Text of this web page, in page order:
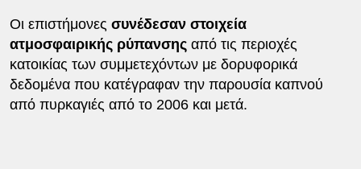
Οι επιστήμονες συνέδεσαν στοιχεία
ατμοσφαιρικής ρύπανσης από τις περιοχές
κατοικίας των συμμετεχόντων με δορυφορικά
δεδομένα που κατέγραφαν την παρουσία καπνού
από πυρκαγιές από το 2006 και μετά.